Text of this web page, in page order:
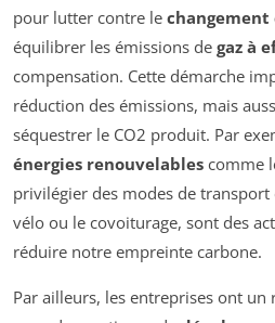
pour lutter contre le
équilibrer les émissions de gaz à
compensation. Cette démarche
réduction des émissions, mais
séquestrer le CO2 produit. Par
énergies renouvelables comme
privilégier des modes de
vélo ou le covoiturage, sont des
réduire notre empreinte carbone.
Par ailleurs, les entreprises ont